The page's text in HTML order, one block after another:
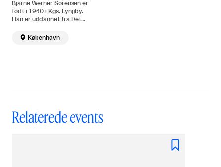
Bjarne Werner Sørensen er
født i 1960 i Kgs. Lyngby.
Han er uddannet fra Det
Bor og arbejder i København.
 København
Relaterede events
